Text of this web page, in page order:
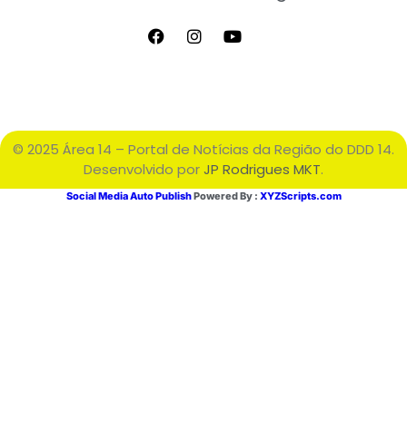
© 2025 Área 14 – Portal de Notícias da Região do DDD 14.
Desenvolvido porJP Rodrigues MKT.
Social Media Auto PublishPowered By : XYZScripts.com